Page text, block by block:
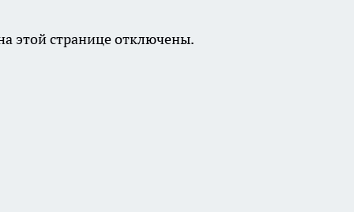
этой странице отключены.